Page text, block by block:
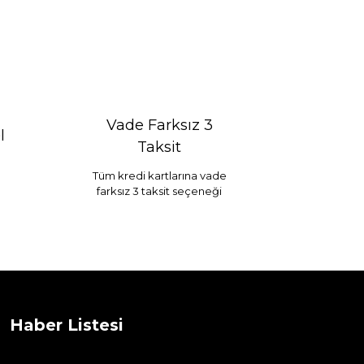
Vade Farksız 3
Taksit
Tüm kredi kartlarına vade
farksız 3 taksit seçeneği
Haber Listesi